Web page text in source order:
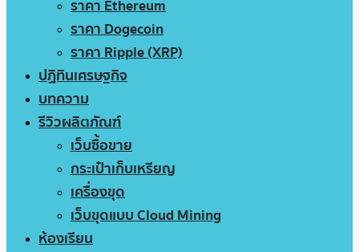
ราคา Ethereum
ราคา Dogecoin
ราคา Ripple (XRP)
ปฏิทินเศรษฐกิจ
บทความ
รีวิวผลิตภัณฑ์
เว็บซื้อขาย
กระเป๋าเก็บเหรียญ
เครื่องขุด
เว็บขุดแบบ Cloud Mining
ห้องเรียน